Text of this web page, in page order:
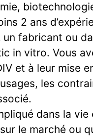
2 ans
un fabricant ou
in vitro. Vous
et à leur mise
les
dans la
le marché ou